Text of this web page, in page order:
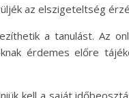
az elszigeteltség
a tanulást. Az
érdemes előre
kell a saját